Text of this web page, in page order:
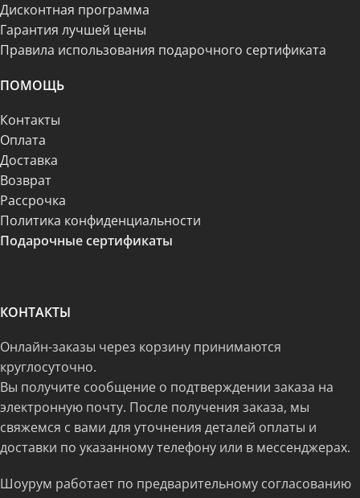
Дисконтная программа
Гарантия лучшей цены
Правила использования подарочного сертификата
ПОМОЩЬ
Контакты
Оплата
Доставка
Возврат
Рассрочка
Политика конфиденциальности
Подарочные сертификаты
КОНТАКТЫ
Онлайн-заказы через корзину принимаются
круглосуточно.
Вы получите сообщение о подтверждении заказа на
электронную почту. После получения заказа, мы
свяжемся с вами для уточнения деталей оплаты и
доставки по указанному телефону или в мессенджерах.
Шоурум работает по предварительному согласованию